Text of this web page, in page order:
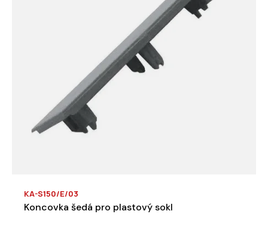
KA-S150/E/03
Koncovka šedá pro plastový sokl